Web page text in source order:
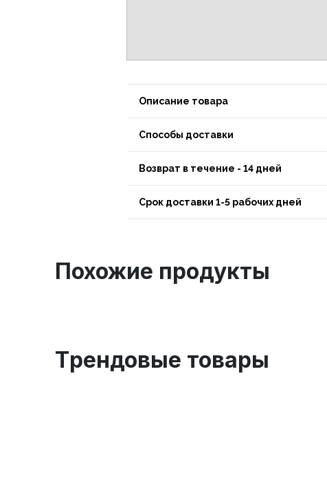
Описание товара
Способы доставки
Возврат в течение - 14 дней
Срок доставки 1-5 рабочих дней
Похожие продукты
Tрендовые товары